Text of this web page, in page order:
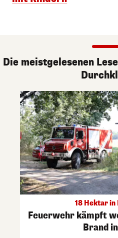
Die meistgelesenen
18 Hektar in
Feuerwehr kämpft
Brand